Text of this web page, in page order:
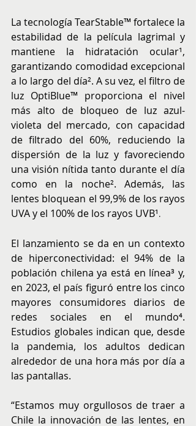
La tecnología TearStable™ fortalece la
estabilidad de la película lagrimal y
mantiene la hidratación ocular¹,
garantizando comodidad excepcional
a lo largo del día². A su vez, el filtro de
luz OptiBlue™ proporciona el nivel
más alto de bloqueo de luz azul-
violeta del mercado, con capacidad
de filtrado del 60%, reduciendo la
dispersión de la luz y favoreciendo
una visión nítida tanto durante el día
como en la noche². Además, las
lentes bloquean el 99,9% de los rayos
UVA y el 100% de los rayos UVB¹.
El lanzamiento se da en un contexto
de hiperconectividad: el 94% de la
población chilena ya está en línea³ y,
en 2023, el país figuró entre los cinco
mayores consumidores diarios de
redes sociales en el mundo⁴.
Estudios globales indican que, desde
la pandemia, los adultos dedican
alrededor de una hora más por día a
las pantallas.
“Estamos muy orgullosos de traer a
Chile la innovación de las lentes, en